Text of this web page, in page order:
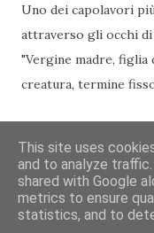
Uno dei capolavori
attraverso gli occhi di
"Vergine madre,
creatura, termine
Maria a Momentana,
collinari di Monterchi,
sette giorni uno dei
CONDIVIDI POSTA
Chi siamoContatti
© 2013 You Wine
This site uses
and to analyze
shared with Google
metrics to ensure
statistics, and to